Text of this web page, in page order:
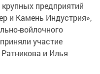
предприятий
и Камень Индустрия»,
войлочного
участие
и Илья